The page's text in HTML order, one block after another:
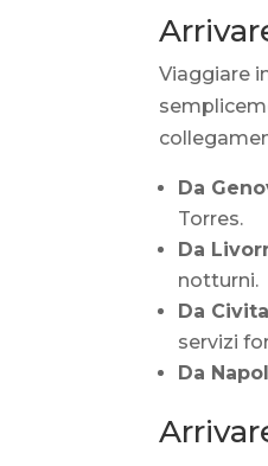
Viaggiare
Da
Torres.
Da
notturni.
Da
servizi
Da